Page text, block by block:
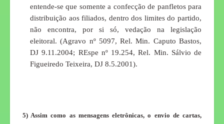
entende-se que somente a confecção de panfletos para
distribuição aos filiados, dentro dos limites do partido,
não encontra, por si só, vedação na legislação
eleitoral. (Agravo nº 5097, Rel. Min. Caputo Bastos,
DJ 9.11.2004; REspe nº 19.254, Rel. Min. Sálvio de
Figueiredo Teixeira, DJ 8.5.2001).
5) Assim como as mensagens eletrônicas, o envio de cartas,